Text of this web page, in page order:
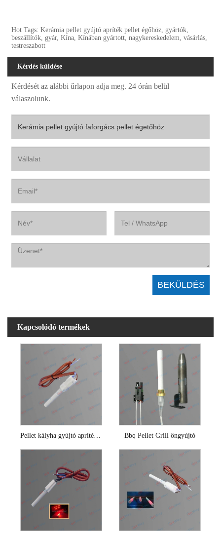
Hot Tags: Kerámia pellet gyújtó apríték pellet égőhöz, gyártók,
beszállítók, gyár, Kína, Kínában gyártott, nagykereskedelem, vásárlás,
testreszabott
Kérdés küldése
Kérdését az alábbi űrlapon adja meg. 24 órán belül
válaszolunk.
Kapcsolódó termékek
Pellet kályha gyújtó apríték kazánokhoz Bbq Pellet Grill öngyújtó